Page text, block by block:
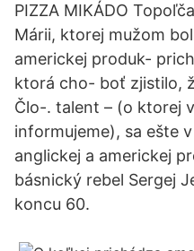
PIZZA MIKÁDO
Márii, ktorej mužom
americkej produk-
ktorá cho- boť zjistilo,
Člo-. talent – (o ktorej
informujeme), sa ešte
anglickej a americkej
básnický rebel Sergej
koncu 60.